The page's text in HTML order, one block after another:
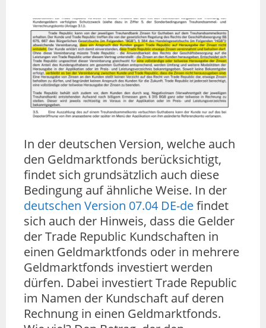
In der deutschen Version, welche auch
den Geldmarktfonds berücksichtigt,
findet sich grundsätzlich auch diese
Bedingung auf ähnliche Weise. In der
deutschen Version 07.04 DE-defindet
sich auch der Hinweis, dass die Gelder
der Trade Republic Kundschaften in
einen Geldmarktfonds oder in mehrere
Geldmarktfonds investiert werden
dürfen. Dabei investiert Trade Republic
im Namen der Kundschaft auf deren
Rechnung in einen Geldmarktfonds.